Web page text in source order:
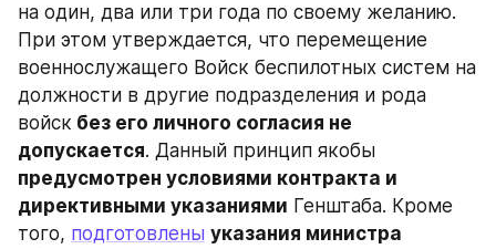
на один, два или три года по своему желанию.
При этом утверждается, что перемещение
военнослужащего Войск беспилотных систем на
должности в другие подразделения и рода
войск без его личного согласия не
допускается
предусмотрен условиями контракта и
директивными указаниями Генштаба. Кроме
того, подготовлены указания министра